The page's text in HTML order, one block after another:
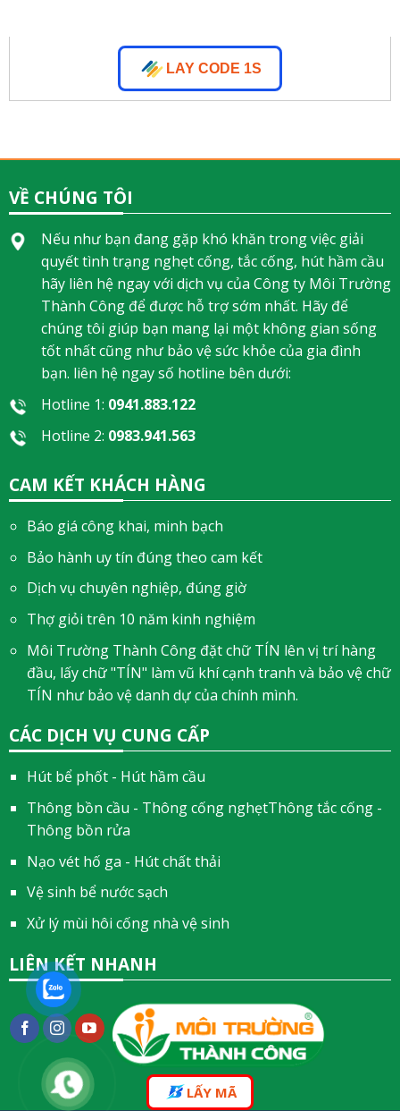
LAY CODE 1S
VỀ CHÚNG TÔI
Nếu như bạn đang gặp khó khăn trong việc giải
quyết tình trạng nghẹt cống, tắc cống, hút hầm cầu
hãy liên hệ ngay với dịch vụ của Công ty Môi Trường
Thành Công để được hỗ trợ sớm nhất. Hãy để
chúng tôi giúp bạn mang lại một không gian sống
tốt nhất cũng như bảo vệ sức khỏe của gia đình
bạn. liên hệ ngay số hotline bên dưới:
Hotline 1: 0941.883.122
Hotline 2: 0983.941.563
CAM KẾT KHÁCH HÀNG
Báo giá công khai, minh bạch
Bảo hành uy tín đúng theo cam kết
Dịch vụ chuyên nghiệp, đúng giờ
Thợ giỏi trên 10 năm kinh nghiệm
Môi Trường Thành Công đặt chữ TÍN lên vị trí hàng
đầu, lấy chữ "TÍN" làm vũ khí cạnh tranh và bảo vệ chữ
TÍN như bảo vệ danh dự của chính mình.
CÁC DỊCH VỤ CUNG CẤP
Hút bể phốt - Hút hầm cầu
Thông bồn cầu - Thông cống nghẹtThông tắc cống -
Thông bồn rửa
Nạo vét hố ga - Hút chất thải
Vệ sinh bể nước sạch
Xử lý mùi hôi cống nhà vệ sinh
LIÊN KẾT NHANH
LẤY MÃ